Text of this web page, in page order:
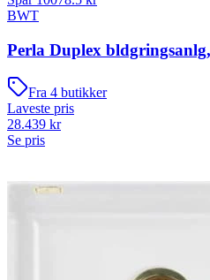
BWT
Perla Duplex
Fra 4 butikker
Laveste pris
28.439 kr
Se pris